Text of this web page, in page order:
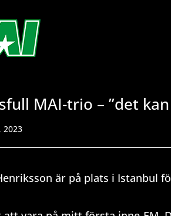
MAI-trio – ”det
2023
är på plats i Istanbul